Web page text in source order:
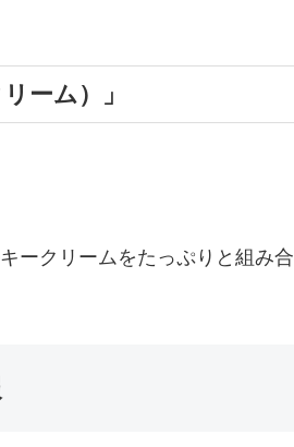
ーム）」
ークリームをたっぷりと組み合